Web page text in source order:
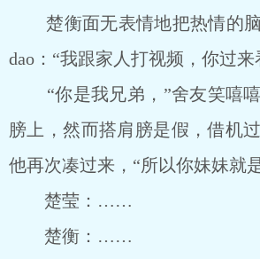
楚衡面无表情地把热情的脑
dao：“我跟家人打视频，你过来
“你是我兄弟，”舍友笑嘻嘻
膀上，然而搭肩膀是假，借机
他再次凑过来，“所以你妹妹就
楚莹：……
楚衡：……